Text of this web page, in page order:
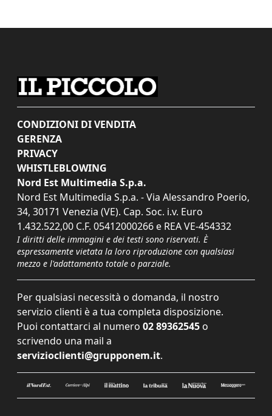
CONDIZIONI DI VENDITA
GERENZA
PRIVACY
WHISTLEBLOWING
Nord Est Multimedia S.p.a.
Nord Est Multimedia S.p.a. - Via Alessandro Poerio,
34, 30171 Venezia (VE). Cap. Soc. i.v. Euro
1.432.522,00 C.F. 05412000266 e REA VE-454332
I diritti delle immagini e dei testi sono riservati. È
espressamente vietata la loro riproduzione con qualsiasi
mezzo e l'adattamento totale o parziale.
Per qualsiasi necessità o domanda, il nostro
servizio clienti è a tua completa disposizione.
Puoi contattarci al numero 02 89362545 o
scrivendo una mail a
servizioclienti@grupponem.it.